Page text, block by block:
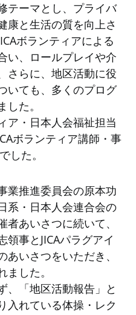
テーマとし、プライバ
康と生活の質を向上さ
ボランティアによる
い、ロールプレイや介
さらに、地区活動に役
いても、多くのプログ
た。
ア・日本人会福祉担当
ボランティア講師・事
した。
業推進委員会の原本功
系・日本人会連合会の
あいさつに続いて、
事とJICAパラグアイ
いさつをいただき、
した。
、「地区活動報告」と
入れている体操・レク